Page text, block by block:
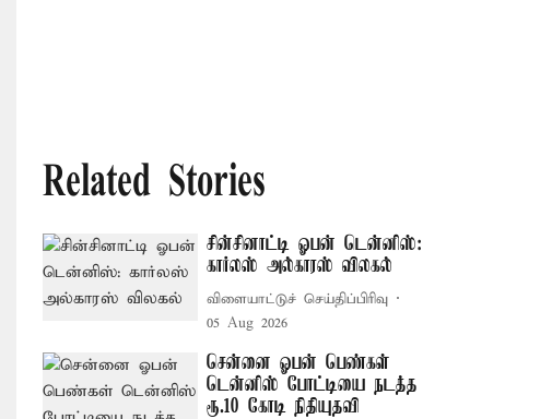
Related Stories
சின்சினாட்டி ஓபன் டென்னிஸ்:
கார்லஸ் அல்காரஸ் விலகல்
விளையாட்டுச் செய்திப்பிரிவு
05 Aug 2026
சென்னை ஓபன் பெண்கள்
டென்னிஸ் போட்டியை நடத்த
ரூ.10 கோடி நிதியுதவி